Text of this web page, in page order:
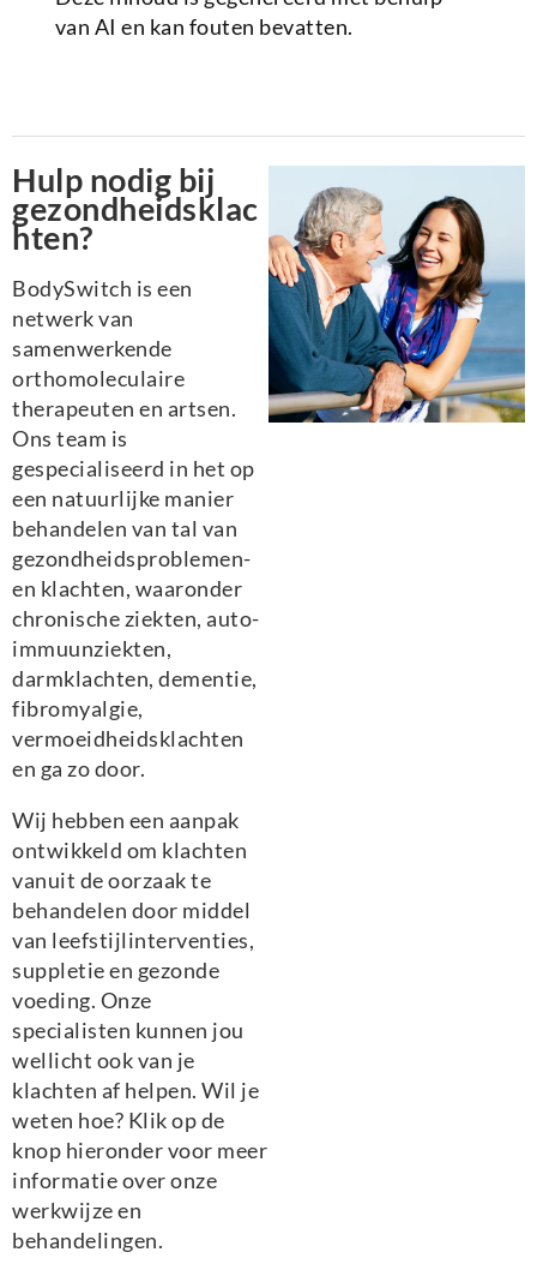
van AI en kan fouten bevatten.
Hulp nodig bij
gezondheidsklac
hten?
BodySwitch is een
netwerk van
samenwerkende
orthomoleculaire
therapeuten en artsen.
Ons team is
gespecialiseerd in het op
een natuurlijke manier
behandelen van tal van
gezondheidsproblemen-
en klachten, waaronder
chronische ziekten, auto-
immuunziekten,
darmklachten, dementie,
fibromyalgie,
vermoeidheidsklachten
en ga zo door.
Wij hebben een aanpak
ontwikkeld om klachten
vanuit de oorzaak te
behandelen door middel
van leefstijlinterventies,
suppletie en gezonde
voeding. Onze
specialisten kunnen jou
wellicht ook van je
klachten af helpen. Wil je
weten hoe? Klik op de
knop hieronder voor meer
informatie over onze
werkwijze en
behandelingen.